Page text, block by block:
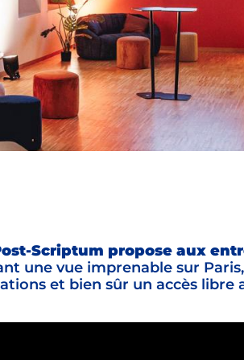
Scriptum propose aux
une vue imprenable sur
et bien sûr un accès libre